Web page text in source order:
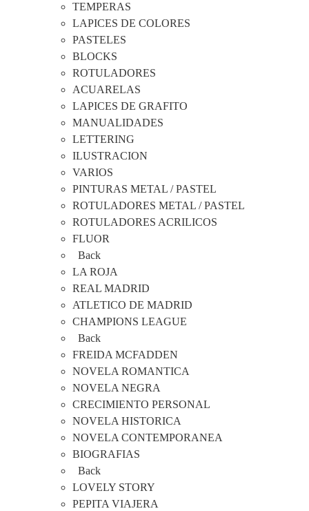
TEMPERAS
LAPICES DE COLORES
PASTELES
BLOCKS
ROTULADORES
ACUARELAS
LAPICES DE GRAFITO
MANUALIDADES
LETTERING
ILUSTRACION
VARIOS
PINTURAS METAL / PASTEL
ROTULADORES METAL / PASTEL
ROTULADORES ACRILICOS
FLUOR
Back
LA ROJA
REAL MADRID
ATLETICO DE MADRID
CHAMPIONS LEAGUE
Back
FREIDA MCFADDEN
NOVELA ROMANTICA
NOVELA NEGRA
CRECIMIENTO PERSONAL
NOVELA HISTORICA
NOVELA CONTEMPORANEA
BIOGRAFIAS
Back
LOVELY STORY
PEPITA VIAJERA